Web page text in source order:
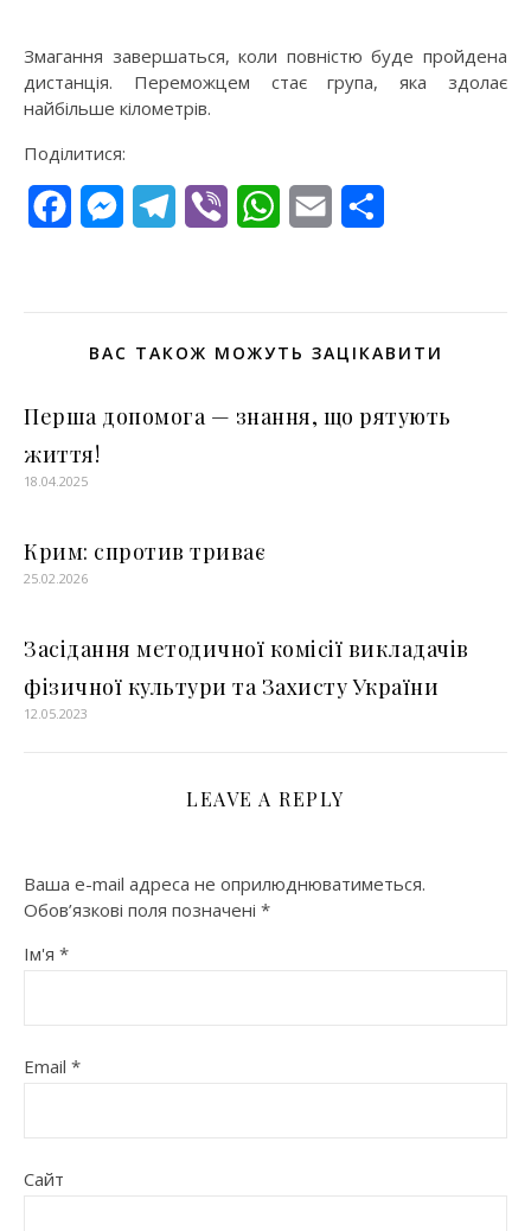
Змагання завершаться, коли повністю буде пройдена
дистанція. Переможцем стає група, яка здолає
найбільше кілометрів.
Поділитися:
FacebookMessengerTelegram
Viber WhatsApp
Email
ВАС ТАКОЖ МОЖУТЬ ЗАЦІКАВИТИ
Перша допомога — знання, що рятують
життя!
18.04.2025
Крим: спротив триває
25.02.2026
Засідання методичної комісії викладачів
фізичної культури та Захисту України
12.05.2023
LEAVE A REPLY
Ваша e-mail адреса не оприлюднюватиметься.
Обов’язкові поля позначені *
Ім'я *
Email *
Сайт